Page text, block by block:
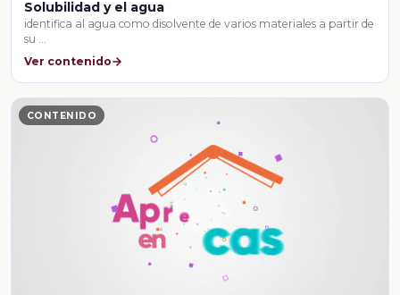
Solubilidad y el agua
identifica al agua como disolvente de varios materiales a partir de
su …
Ver contenido
CONTENIDO